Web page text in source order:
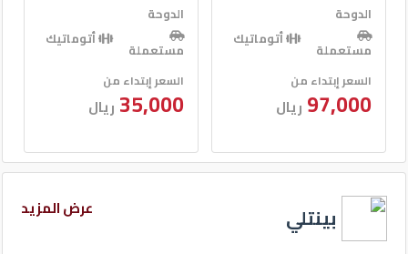
الدوحة
مستعملة
أتوماتيك
السعر إبتداء من
35,000 ريال
الدوحة
مستعملة
أتوماتيك
السعر إبتداء من
35,000 ريال
بينتلي عرض المزيد